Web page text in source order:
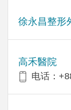
徐永昌整形
高禾醫院
电话：